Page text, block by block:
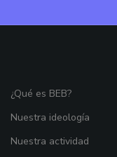
¿Qué es BEB?
Nuestra ideología
Nuestra actividad